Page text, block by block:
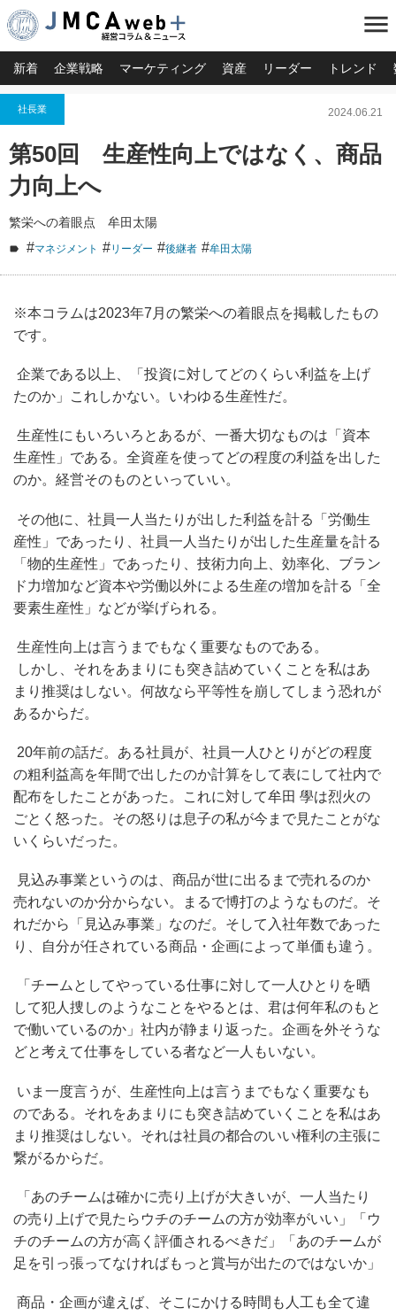
menu
新着 企業戦略 マーケティング 資産 リーダー トレンド
社長業 2024.06.21
第50回 生産性向上ではなく、商品
力向上へ
繁栄への着眼点 牟田太陽
#マネジメント #リーダー #後継者 #牟田太陽
※本コラムは2023年7月の繁栄への着眼点を掲載したもの
です。
企業である以上、「投資に対してどのくらい利益を上げ
たのか」これしかない。いわゆる生産性だ。
生産性にもいろいろとあるが、一番大切なものは「資本
生産性」である。全資産を使ってどの程度の利益を出した
のか。経営そのものといっていい。
その他に、社員一人当たりが出した利益を計る「労働生
産性」であったり、社員一人当たりが出した生産量を計る
「物的生産性」であったり、技術力向上、効率化、ブラン
ド力増加など資本や労働以外による生産の増加を計る「全
要素生産性」などが挙げられる。
生産性向上は言うまでもなく重要なものである。
しかし、それをあまりにも突き詰めていくことを私はあ
まり推奨はしない。何故なら平等性を崩してしまう恐れが
あるからだ。
20年前の話だ。ある社員が、社員一人ひとりがどの程度
の粗利益高を年間で出したのか計算をして表にして社内で
配布をしたことがあった。これに対して牟田 學は烈火の
ごとく怒った。その怒りは息子の私が今まで見たことがな
いくらいだった。
見込み事業というのは、商品が世に出るまで売れるのか
売れないのか分からない。まるで博打のようなものだ。そ
れだから「見込み事業」なのだ。そして入社年数であった
り、自分が任されている商品・企画によって単価も違う。
「チームとしてやっている仕事に対して一人ひとりを晒
して犯人捜しのようなことをやるとは、君は何年私のもと
で働いているのか」社内が静まり返った。企画を外そうな
どと考えて仕事をしている者など一人もいない。
いま一度言うが、生産性向上は言うまでもなく重要なも
のである。それをあまりにも突き詰めていくことを私はあ
まり推奨はしない。それは社員の都合のいい権利の主張に
繋がるからだ。
「あのチームは確かに売り上げが大きいが、一人当たり
の売り上げで見たらウチのチームの方が効率がいい」「ウ
チのチームの方が高く評価されるべきだ」「あのチームが
足を引っ張ってなければもっと賞与が出たのではないか」
商品・企画が違えば、そこにかける時間も人工も全て違